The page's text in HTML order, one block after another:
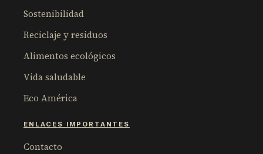
Sostenibilidad
Reciclaje y residuos
Alimentos ecológicos
Vida saludable
Eco América
ENLACES IMPORTANTES
Contacto